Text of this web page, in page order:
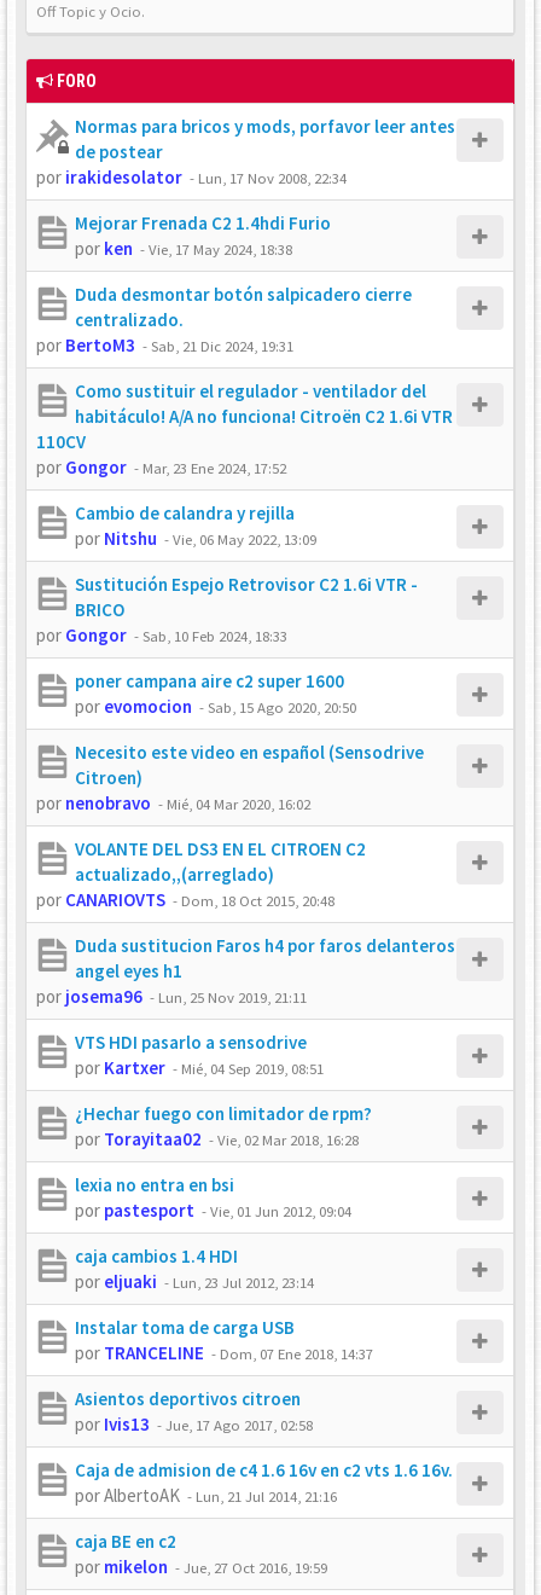
Off Topic y Ocio.
FORO
Normas para bricos y mods, porfavor leer antes
de postear
por irakidesolator - Lun, 17 Nov 2008, 22:34
Mejorar Frenada C2 1.4hdi Furio
por ken -Vie, 17 May 2024, 18:38
Duda desmontar botón salpicadero cierre
centralizado.
por BertoM3 -Sab, 21 Dic 2024, 19:31
Como sustituir el regulador - ventilador del
habitáculo! A/A no funciona! Citroën C2 1.6i VTR
110CV
por Gongor - Mar, 23 Ene 2024, 17:52
Cambio de calandra y rejilla
por Nitshu -Vie, 06 May 2022, 13:09
Sustitución Espejo Retrovisor C2 1.6i VTR -
BRICO
por Gongor -Sab, 10 Feb 2024, 18:33
poner campana aire c2 super 1600
por evomocion -Sab, 15 Ago 2020, 20:50
Necesito este video en español (Sensodrive
Citroen)
por nenobravo - Mié, 04 Mar 2020, 16:02
VOLANTE DEL DS3 EN EL CITROEN C2
actualizado,,(arreglado)
por CANARIOVTS - Dom, 18 Oct 2015, 20:48
Duda sustitucion Faros h4 por faros delanteros
angel eyes h1
por josema96 - Lun, 25 Nov 2019, 21:11
VTS HDI pasarlo a sensodrive
por Kartxer - Mié, 04 Sep 2019, 08:51
¿Hechar fuego con limitador de rpm?
por Torayitaa02 -Vie, 02 Mar 2018, 16:28
lexia no entra en bsi
por pastesport -Vie, 01 Jun 2012, 09:04
caja cambios 1.4 HDI
por eljuaki - Lun, 23 Jul 2012, 23:14
Instalar toma de carga USB
por TRANCELINE - Dom, 07 Ene 2018, 14:37
Asientos deportivos citroen
por Ivis13 -Jue, 17 Ago 2017, 02:58
Caja de admision de c4 1.6 16v en c2 vts 1.6 16v.
porAlbertoAK - Lun, 21 Jul 2014, 21:16
caja BE en c2
por mikelon -Jue, 27 Oct 2016, 19:59